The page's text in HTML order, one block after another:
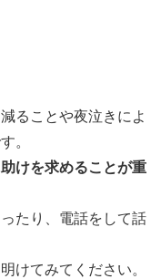
ることや夜泣きによ
。
けを求めることが重
たり、電話をして話
けてみてください。